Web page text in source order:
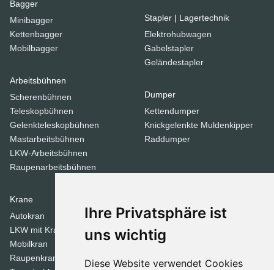
Ihre Privatsphäre ist
uns wichtig
Diese Website verwendet Cookies
Bagger
Minibagger
Kettenbagger
Mobilbagger
Arbeitsbühnen
Scherenbühnen
Teleskopbühnen
Gelenkteleskopbühnen
Mastarbeitsbühnen
LKW-Arbeitsbühnen
Raupenarbeitsbühnen
Stapler | Lagertechnik
Elektrohubwagen
Gabelstapler
Geländestapler
Dumper
Kettendumper
Knickgelenkte Muldenkipper
Raddumper
Krane
Autokran
LKW mit Kran
Mobilkran
Raupenkran
Stampfer
Tandemwalzen
Walzen